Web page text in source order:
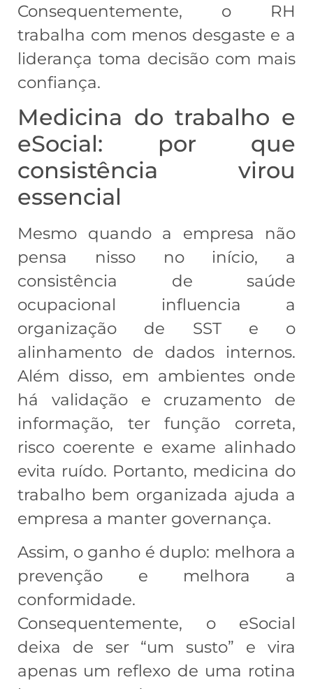
Consequentemente, o RH
trabalha com menos desgaste e a
liderança toma decisão com mais
confiança.
Medicina do trabalho e
eSocial: por que
consistência virou
essencial
Mesmo quando a empresa não
pensa nisso no início, a
consistência de saúde
ocupacional influencia a
organização de SST e o
alinhamento de dados internos.
Além disso, em ambientes onde
há validação e cruzamento de
informação, ter função correta,
risco coerente e exame alinhado
evita ruído. Portanto, medicina do
trabalho bem organizada ajuda a
empresa a manter governança.
Assim, o ganho é duplo: melhora a
prevenção e melhora a
conformidade.
Consequentemente, o eSocial
deixa de ser “um susto” e vira
apenas um reflexo de uma rotina